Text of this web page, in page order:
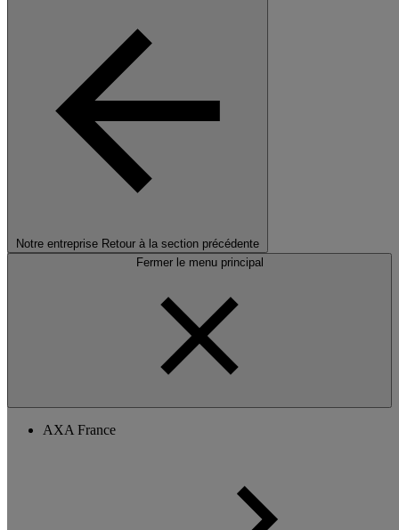
Notre entreprise Retour à la section précédente
Fermer le menu principal
AXA France